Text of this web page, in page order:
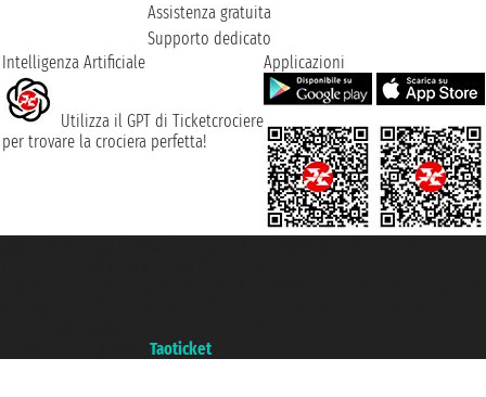
Assistenza gratuita
Supporto dedicato
Intelligenza Artificiale
Utilizza il GPT di Ticketcrociere
per trovare la crociera perfetta!
Applicazioni
Taoticket